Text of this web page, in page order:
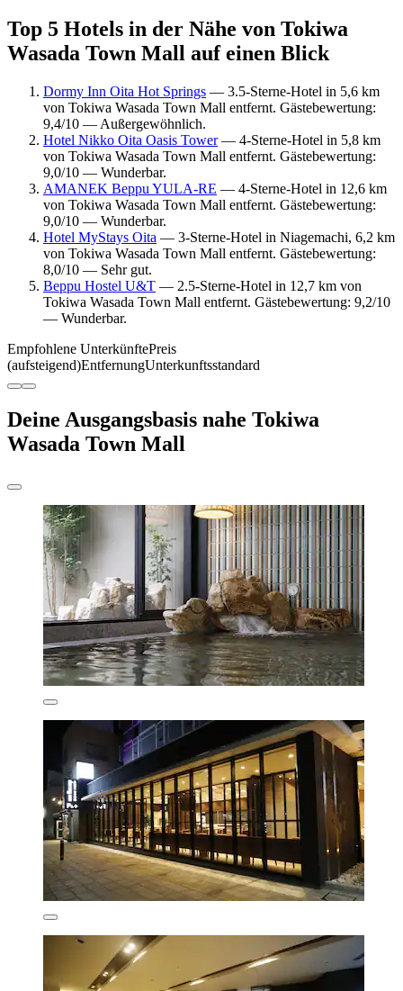
Top 5 Hotels in der Nähe von Tokiwa
Wasada Town Mall auf einen Blick
Dormy Inn Oita Hot Springs — 3.5-Sterne-Hotel in 5,6 km
von Tokiwa Wasada Town Mall entfernt. Gästebewertung:
9,4/10 — Außergewöhnlich.
Hotel Nikko Oita Oasis Tower— 4-Sterne-Hotel in 5,8 km
von Tokiwa Wasada Town Mall entfernt. Gästebewertung:
9,0/10 — Wunderbar.
AMANEK Beppu YULA-RE — 4-Sterne-Hotel in 12,6 km
von Tokiwa Wasada Town Mall entfernt. Gästebewertung:
9,0/10 — Wunderbar.
Hotel MyStays Oita — 3-Sterne-Hotel in Niagemachi, 6,2 km
von Tokiwa Wasada Town Mall entfernt. Gästebewertung:
8,0/10 — Sehr gut.
Beppu Hostel U&T — 2.5-Sterne-Hotel in 12,7 km von
Tokiwa Wasada Town Mall entfernt. Gästebewertung: 9,2/10
— Wunderbar.
Empfohlene UnterkünftePreis
(aufsteigend)EntfernungUnterkunftsstandard
Deine Ausgangsbasis nahe Tokiwa
Wasada Town Mall